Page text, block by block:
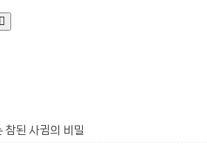
참된 사귐의 비밀